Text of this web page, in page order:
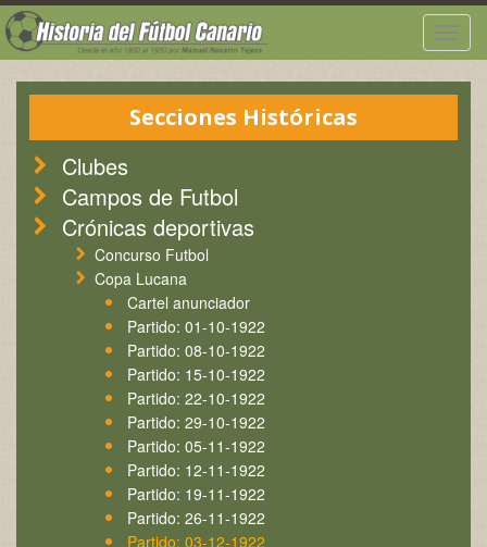
Secciones Históricas
Clubes
Campos de Futbol
Crónicas deportivas
Concurso Futbol
Copa Lucana
Cartel anunciador
Partido: 01-10-1922
Partido: 08-10-1922
Partido: 15-10-1922
Partido: 22-10-1922
Partido: 29-10-1922
Partido: 05-11-1922
Partido: 12-11-1922
Partido: 19-11-1922
Partido: 26-11-1922
Partido: 03-12-1922